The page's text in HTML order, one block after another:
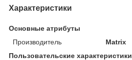
Характеристики
Основные атрибуты
Производитель
Matrix
Пользовательские характеристики